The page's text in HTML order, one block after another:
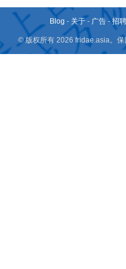
Blog - 关于 - 广告 -招
© 版权所有 2026 fridae.asia。